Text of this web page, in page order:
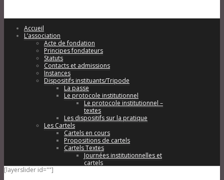
Accueil
L’association
Acte de fondation
Principes fondateurs
Statuts
Contacts et admissions
Instances
Dispositifs instituants/Tripode
La passe
Le protocole institutionnel
Le protocole institutionnel –
textes
Les dispositifs sur la pratique
Les Cartels
Cartels en cours
Propositions de cartels
Cartels Textes
Journées institutionnelles et
cartels
Demi-journées institutionnelles d’AF
[layerslider id=""]